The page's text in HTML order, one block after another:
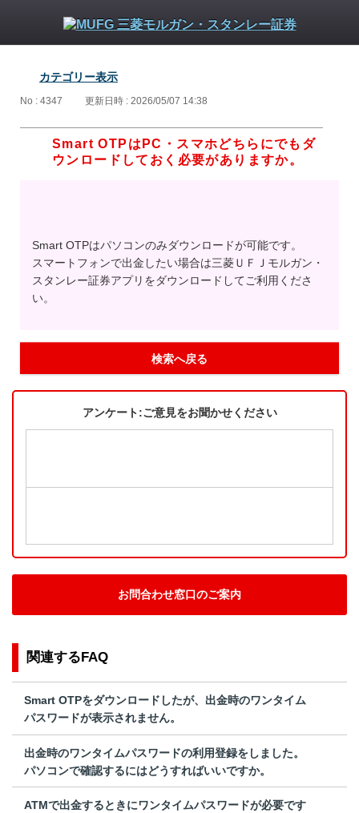
カテゴリー表示
No : 4347 更新日時 : 2026/05/07 14:38
Smart OTPはPC・スマホどちらにでもダ
ウンロードしておく必要がありますか。
Smart OTPはパソコンのみダウンロードが可能です。
スマートフォンで出金したい場合は三菱ＵＦＪモルガン・
スタンレー証券アプリをダウンロードしてご利用くださ
い。
検索へ戻る
アンケート:ご意見をお聞かせください
お問合わせ窓口のご案内
関連するFAQ
Smart OTPをダウンロードしたが、出金時のワンタイム
パスワードが表示されません。
出金時のワンタイムパスワードの利用登録をしました。
パソコンで確認するにはどうすればいいですか。
ATMで出金するときにワンタイムパスワードが必要です